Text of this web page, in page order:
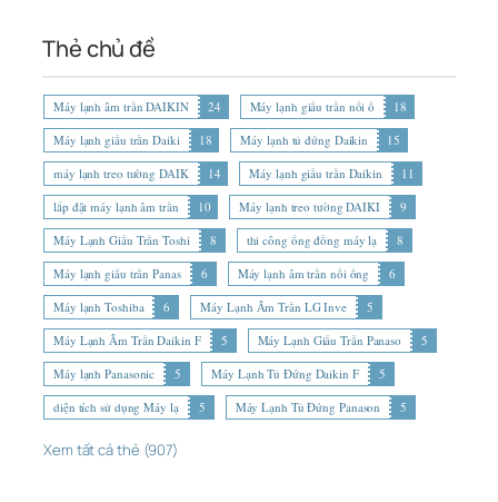
Thẻ chủ đề
Máy lạnh âm trần DAIKIN 24 Máy lạnh giấu trần nối ố
18
Máy lạnh giấu trần Daiki
18 Máy lạnh tủ đứng Daikin
15
máy lạnh treo tường DAIK
14 Máy lạnh giấu trần Daikin
11
lắp đặt máy lạnh âm trần
10 Máy lạnh treo tường DAIKI
9
Máy Lạnh Giấu Trần Toshi
8 thi công ống đồng máy lạ
8
Máy lạnh giấu trần Panas
6 Máy lạnh âm trần nối ống
6
Máy lạnh Toshiba
6 Máy Lạnh Âm Trần LG Inve
5
Máy Lạnh Âm Trần Daikin F
5 Máy Lạnh Giấu Trần Panaso
5
Máy lạnh Panasonic
5 Máy Lạnh Tủ Đứng Daikin F
5
diện tích sử dụng Máy lạ
5 Máy Lạnh Tủ Đứng Panason 5
Xem tất cả thẻ (907)